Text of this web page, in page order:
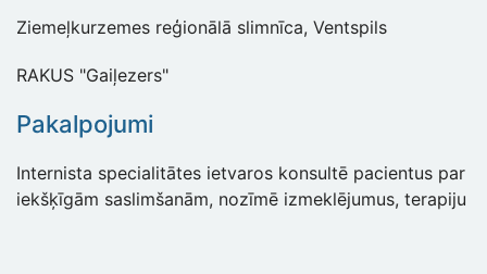
Ziemeļkurzemes reģionālā slimnīca, Ventspils
RAKUS "Gaiļezers"
Pakalpojumi
Internista specialitātes ietvaros konsultē pacientus par
iekšķīgām saslimšanām, nozīmē izmeklējumus, terapiju